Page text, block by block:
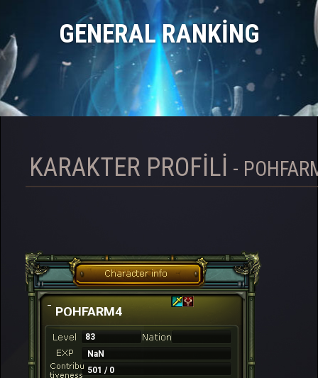
GENERAL RANKING
KARAKTER PROFILI -
POHFARM4
83
NaN
501 / 0